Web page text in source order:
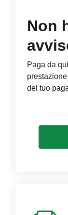
Non
Paga da
del tuo